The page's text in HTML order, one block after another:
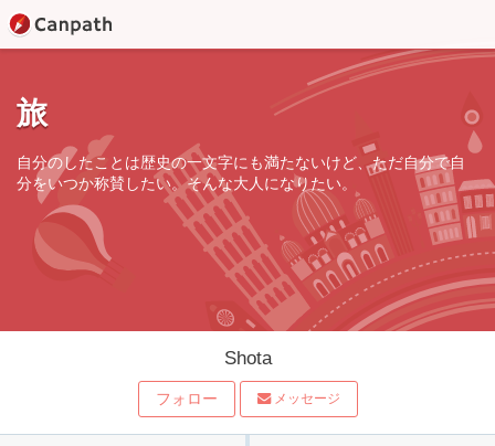
旅
自分のしたことは歴史の一文字にも満たないけど、ただ自分で自
分をいつか称賛したい。そんな大人になりたい。
Shota
フォロー メッセージ